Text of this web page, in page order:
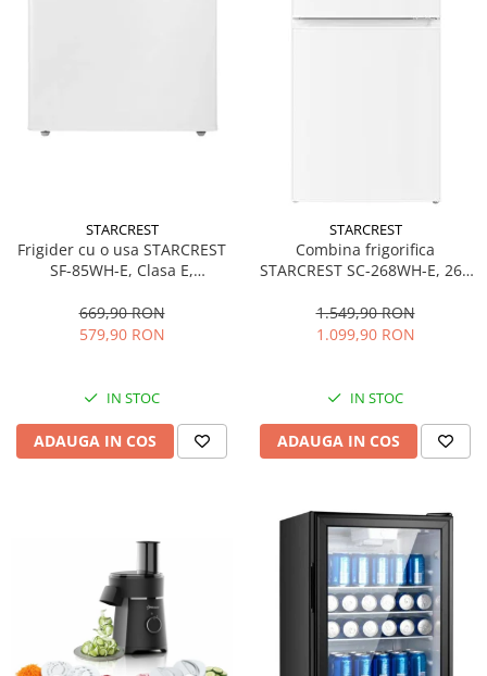
STARCREST
Frigider cu o usa STARCREST
SF-85WH-E, Clasa E,
interioara, Compartiment
gheata, H 82 cm, Alb
669,90 RON
579,90 RON
IN STOC
ADAUGA IN COS
STARCREST
Combina frigorifica
STARCREST SC-268WH-E, 268
Termostat reglabil, Iluminare
LED, Picioare ajustabile, Usi
1.549,90 RON
1.099,90 RON
IN STOC
ADAUGA IN COS